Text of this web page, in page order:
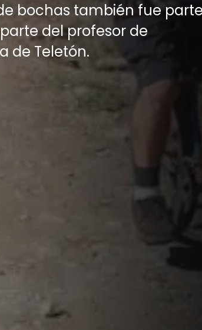
bochas también fue parte
del profesor de
de Teletón.